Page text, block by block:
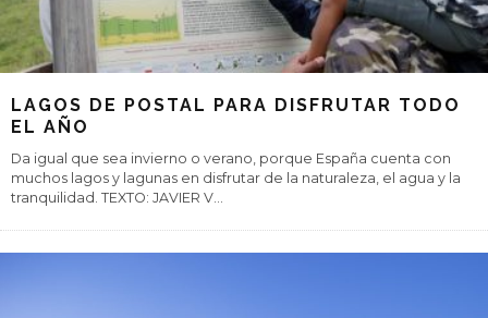
LAGOS DE POSTAL PARA DISFRUTAR TODO
EL AÑO
Da igual que sea invierno o verano, porque España cuenta con
muchos lagos y lagunas en disfrutar de la naturaleza, el agua y la
tranquilidad. TEXTO: JAVIER V...